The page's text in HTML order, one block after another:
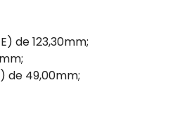
de 123,30mm;
de 49,00mm;